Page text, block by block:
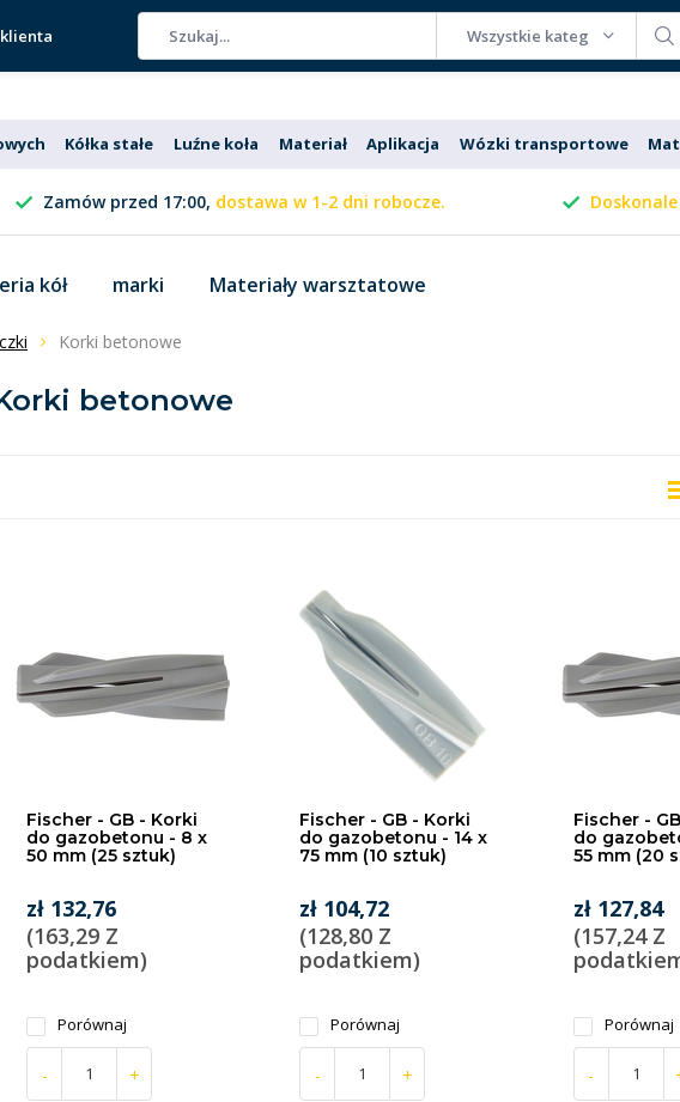
klienta Wszystkie kategorie
Kółka stałe Luźne koła Materiał Aplikacja Wózki transportowe
Zamów przed 17:00, dostawa w 1-2 dni robocze.
kół marki Materiały warsztatowe
Korki betonowe
betonowe
Fischer - GB - Korki
do gazobetonu - 8 x
50 mm (25 sztuk)
zł 132,76
(163,29 Z
podatkiem)
Porównaj
- +
Fischer - GB - Korki
do gazobetonu - 14 x
75 mm (10 sztuk)
zł 104,72
(128,80 Z
podatkiem)
Porównaj
- +
Fischer -
do
55 mm (20
zł 127,84
(157,24 Z
Porównaj
-